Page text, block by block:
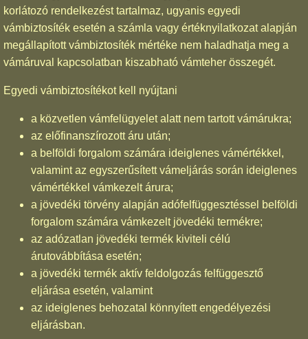
korlátozó rendelkezést tartalmaz, ugyanis egyedi
vámbiztosíték esetén a számla vagy értéknyilatkozat alapján
megállapított vámbiztosíték mértéke nem haladhatja meg a
vámáruval kapcsolatban kiszabható vámteher összegét.
Egyedi vámbiztosítékot kell nyújtani
a közvetlen vámfelügyelet alatt nem tartott vámárukra;
az előfinanszírozott áru után;
a belföldi forgalom számára ideiglenes vámértékkel,
valamint az egyszerűsített vámeljárás során ideiglenes
vámértékkel vámkezelt árura;
a jövedéki törvény alapján adófelfüggesztéssel belföldi
forgalom számára vámkezelt jövedéki termékre;
az adózatlan jövedéki termék kiviteli célú
árutovábbítása esetén;
a jövedéki termék aktív feldolgozás felfüggesztő
eljárása esetén, valamint
az ideiglenes behozatal könnyített engedélyezési
eljárásban.